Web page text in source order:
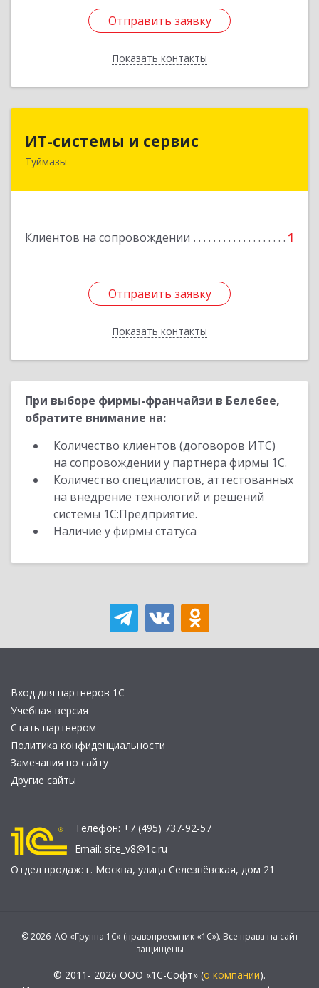
Отправить заявку
Показать контакты
Отправить заявку
Назад
ИТ-системы и сервис
Туймазы
Клиентов на сопровождении 1
Отправить заявку
Показать контакты
Подробнее
Отправить заявку
Назад
При выборе фирмы-франчайзи в Белебее,
обратите внимание на:
Количество клиентов (договоров ИТС)
на сопровождении у партнера фирмы 1С.
Количество специалистов, аттестованных
на внедрение технологий и решений
системы 1С:Предприятие.
Наличие у фирмы статуса
Вход для партнеров 1С
Учебная версия
Стать партнером
Политика конфиденциальности
Замечания по сайту
Другие сайты
Телефон: +7 (495) 737-92-57
Email: site_v8@1c.ru
Отдел продаж: г. Москва, улица Селезнёвская, дом 21
© 2026 АО «Группа 1С» (правопреемник «1С»). Все права на сайт
защищены
© 2011- 2026 ООО «1С-Софт» (о компании).